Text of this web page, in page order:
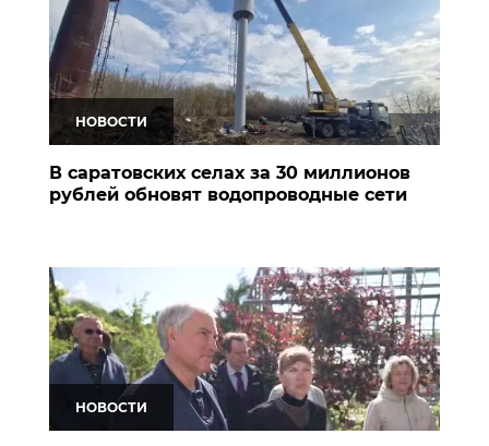
НОВОСТИ
В саратовских селах за 30 миллионов
рублей обновят водопроводные сети
НОВОСТИ